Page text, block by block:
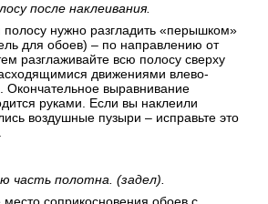
после наклеивания.
нужно разгладить «перышком»
для обоев) – по направлению от
разглаживайте всю полосу сверху
движениями влево-
Окончательное выравнивание
руками. Если вы наклеили
воздушные пузыри – исправьте это
часть полотна. (задел).